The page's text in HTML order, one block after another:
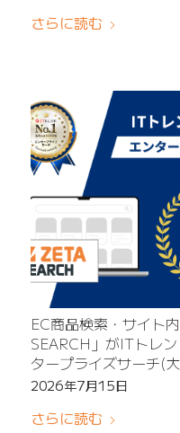
さらに読む
EC商品検索・サイト
SEARCH」がITトレ
タープライズサーチ(
～多様な検索ニーズに
2026年7月15日
さらに読む